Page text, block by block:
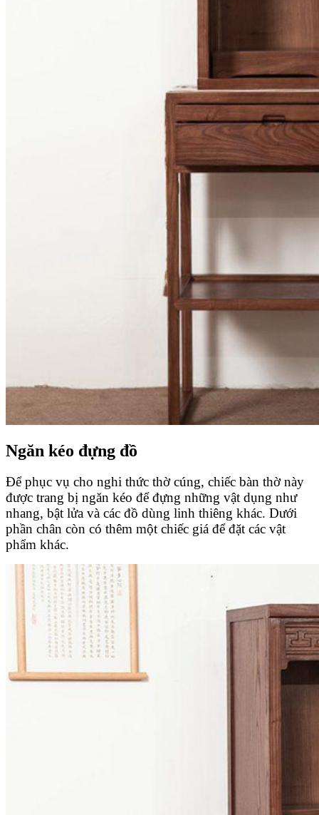
Ngăn kéo đựng đồ
Để phục vụ cho nghi thức thờ cúng, chiếc bàn thờ này
được trang bị ngăn kéo để đựng những vật dụng như
nhang, bật lửa và các đồ dùng linh thiêng khác. Dưới
phần chân còn có thêm một chiếc giá để đặt các vật
phẩm khác.